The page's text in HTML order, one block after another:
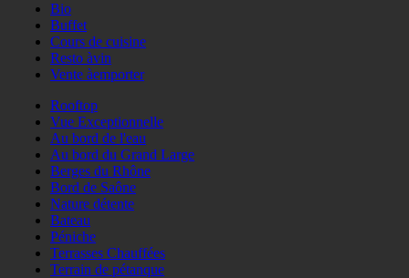
Bio
Buffet
Cours de cuisine
Resto àvin
Vente àemporter
Rooftop
Vue Exceptionnelle
Au bord de l'eau
Au bord du Grand Large
Berges du Rhône
Bord de Saône
Nature détente
Bateau
Péniche
Terrasses Chauffées
Terrain de pétanque